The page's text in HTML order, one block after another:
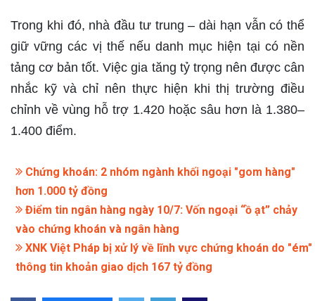
Trong khi đó, nhà đầu tư trung – dài hạn vẫn có thể
giữ vững các vị thế nếu danh mục hiện tại có nền
tảng cơ bản tốt. Việc gia tăng tỷ trọng nên được cân
nhắc kỹ và chỉ nên thực hiện khi thị trường điều
chỉnh về vùng hỗ trợ 1.420 hoặc sâu hơn là 1.380–
1.400 điểm.
Chứng khoán: 2 nhóm ngành khối ngoại "gom hàng"
hơn 1.000 tỷ đồng
Điểm tin ngân hàng ngày 10/7: Vốn ngoại “ồ ạt” chảy
vào chứng khoán và ngân hàng
XNK Việt Pháp bị xử lý về lĩnh vực chứng khoán do "ém"
thông tin khoản giao dịch 167 tỷ đồng